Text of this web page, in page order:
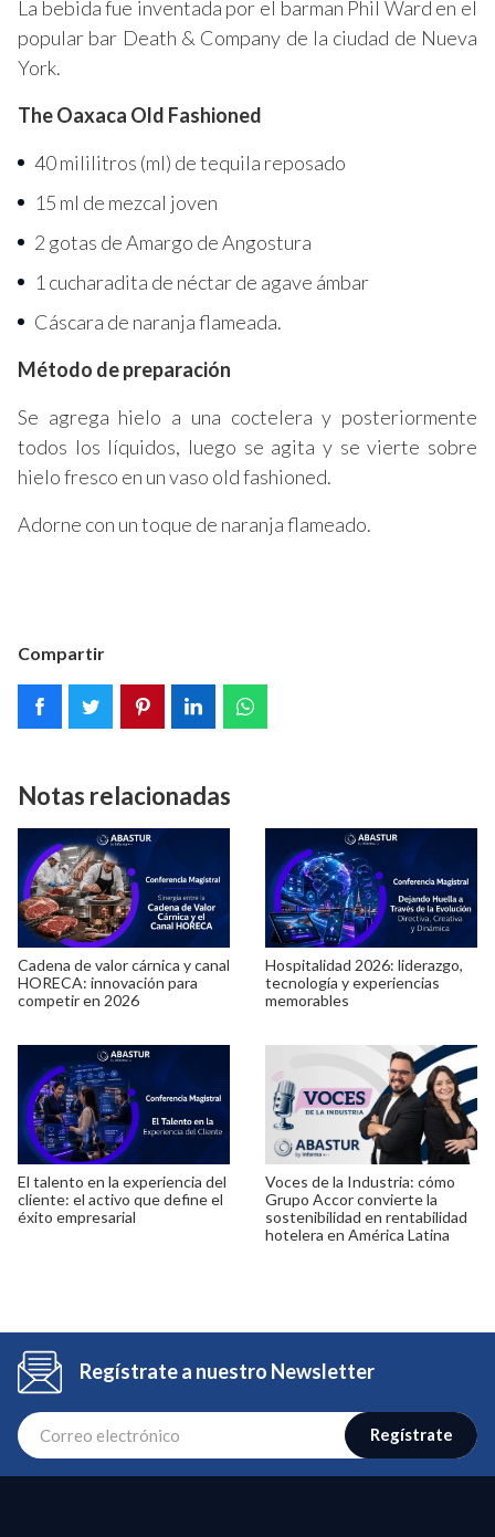
La bebida fue inventada por el barman Phil Ward en el
popular bar Death & Company de la ciudad de Nueva
York.
The Oaxaca Old Fashioned
40 mililitros (ml) de tequila reposado
15 ml de mezcal joven
2 gotas de Amargo de Angostura
1 cucharadita de néctar de agave ámbar
Cáscara de naranja flameada.
Método de preparación
Se agrega hielo a una coctelera y posteriormente
todos los líquidos, luego se agita y se vierte sobre
hielo fresco en un vaso old fashioned.
Adorne con un toque de naranja flameado.
Compartir
Notas relacionadas
Cadena de valor cárnica y canal
HORECA: innovación para
competir en 2026
Hospitalidad 2026: liderazgo,
tecnología y experiencias
memorables
El talento en la experiencia del
cliente: el activo que define el
éxito empresarial
Voces de la Industria: cómo
Grupo Accor convierte la
sostenibilidad en rentabilidad
hotelera en América Latina
Regístrate a nuestro Newsletter
Regístrate